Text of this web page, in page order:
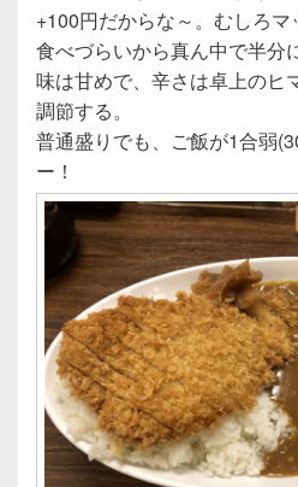
+100円だからな～。むしろ
食べづらいから真ん中で半分
味は甘めで、辛さは卓上のヒ
調節する。
普通盛りでも、ご飯が1合弱
ー！